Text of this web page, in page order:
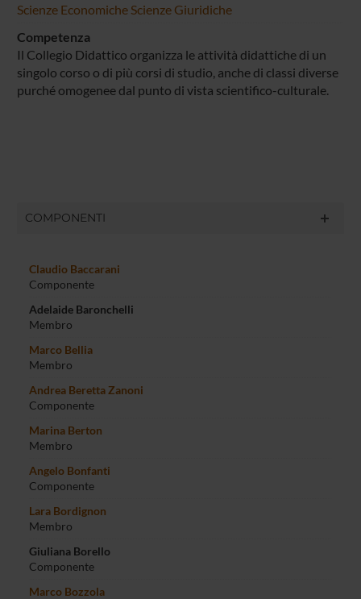
Scienze Economiche Scienze Giuridiche
Competenza
Il Collegio Didattico organizza le attività didattiche di un
singolo corso o di più corsi di studio, anche di classi diverse
purché omogenee dal punto di vista scientifico-culturale.
COMPONENTI
Claudio Baccarani
Componente
Adelaide Baronchelli
Membro
Marco Bellia
Membro
Andrea Beretta Zanoni
Componente
Marina Berton
Membro
Angelo Bonfanti
Componente
Lara Bordignon
Membro
Giuliana Borello
Componente
Marco Bozzola